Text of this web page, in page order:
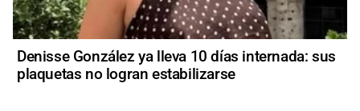
Denisse González ya lleva 10 días internada: sus
plaquetas no logran estabilizarse